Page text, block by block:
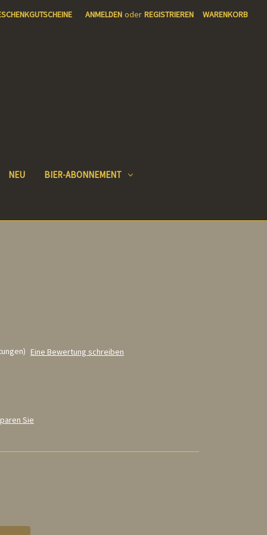
ANMELDEN oder REGISTRIEREN WARENKORB
NEU BIER-ABONNEMENT
Eine Bewertung schreiben
Sie